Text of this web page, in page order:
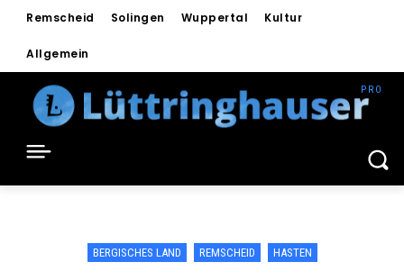
Remscheid Solingen Wuppertal Kultur
Allgemein
BERGISCHES LAND REMSCHEID HASTEN